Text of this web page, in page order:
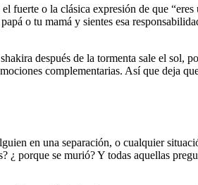
fuerte o la clásica expresión de que
o tu mamá y sientes esa
después de la tormenta sale el sol,
complementarias. Así que deja
en una separación, o cualquier
¿ porque se murió? Y todas aquellas